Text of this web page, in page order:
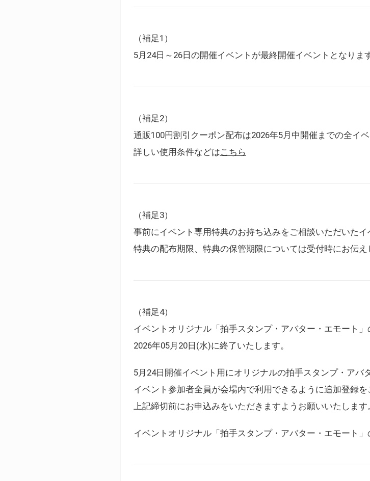
（補足1）
5月24日～26日の開催イベントが最終開催イベントとなります
（補足2）
通販100円割引クーポン配布は2026年5月中開催までの全イ
詳しい使用条件などはこちら
（補足3）
事前にイベント専用特典のお持ち込みをご相談いただいた
特典の配布期限、特典の保管期限については受付時にお伝え
（補足4）
イベントオリジナル「拍手スタンプ・アバター・エモート
2026年05月20日(水)に終了いたします。
5月24日開催イベント用にオリジナルの拍手スタンプ・アバ
イベント参加者全員が会場内で利用できるように追加登録
上記締切前にお申込みをいただきますようお願いいたします
イベントオリジナル「拍手スタンプ・アバター・エモート